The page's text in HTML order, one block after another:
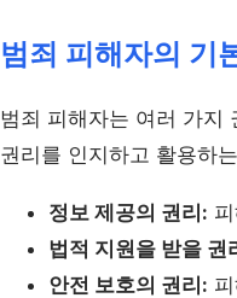
범죄 피해자의 기
범죄 피해자는 여러 가지
권리를 인지하고 활용하
정보 제공의 권리:
법적 지원을 받을 권
안전 보호의 권리: